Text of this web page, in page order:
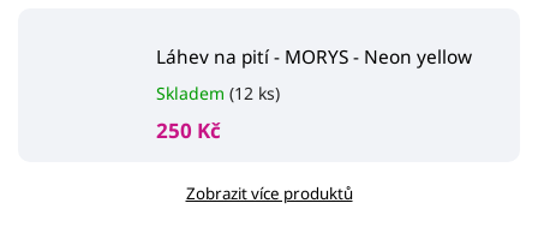
Láhev na pití - MORYS - Neon yellow
Skladem (12 ks)
250 Kč
Zobrazit více produktů